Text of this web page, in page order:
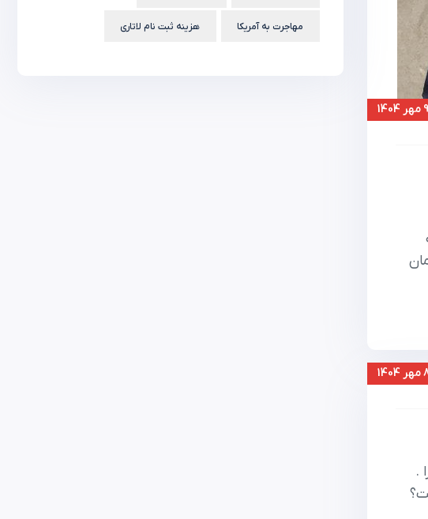
9 مهر 1404
در زمان
.
مهاجرت به آمریکا هزینه ثبت نام لاتاری